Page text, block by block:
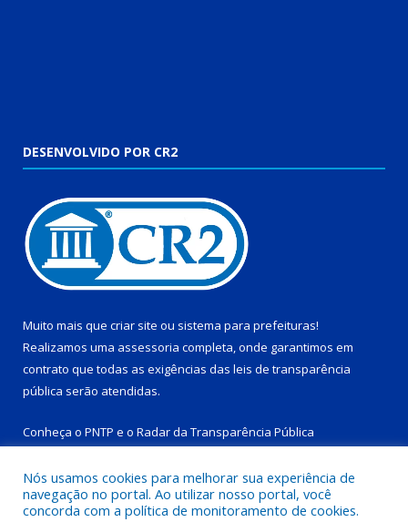
DESENVOLVIDO POR CR2
Muito mais que criar site ou sistema para prefeituras!
Realizamos uma assessoria completa, onde garantimos em
contrato que todas as exigências das leis de transparência
pública serão atendidas.
Conheça o PNTP e o Radar da Transparência Pública
Nós usamos cookies para melhorar sua experiência de
navegação no portal. Ao utilizar nosso portal, você
concorda com a política de monitoramento de cookies.